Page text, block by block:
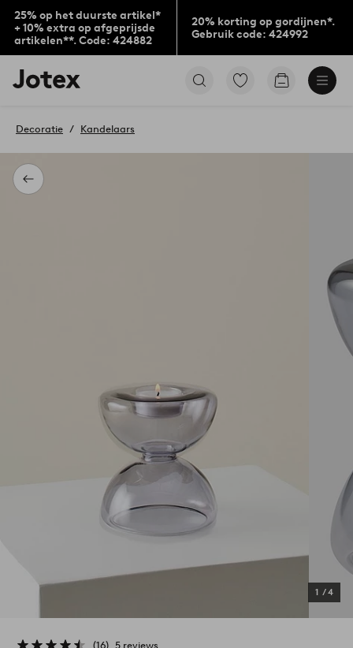
25% op het duurste artikel*
+ 10% extra op afgeprijsde
artikelen**. Code: 424882
20% korting op gordijnen*.
Gebruik code: 424992
Jotex
logo
to
home
page
Ga
Go
Terug
Decoratie Kandelaars
1 /4
16 5 reviews